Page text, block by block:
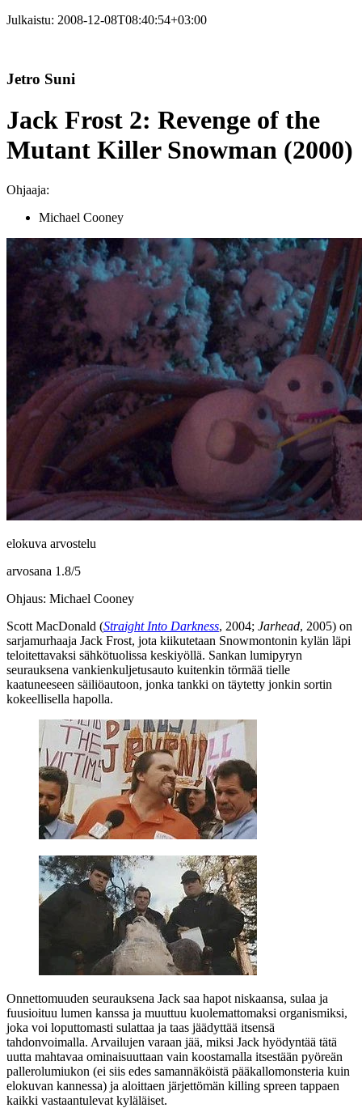
Julkaistu: 2008-12-08T08:40:54+03:00
Jetro Suni
Jack Frost 2: Revenge of the
Mutant Killer Snowman (2000)
Ohjaaja:
Michael Cooney
elokuva arvostelu
arvosana 1.8/5
Ohjaus: Michael Cooney
Scott MacDonald (Straight Into Darkness, 2004; Jarhead, 2005) on
sarjamurhaaja Jack Frost, jota kiikutetaan Snowmontonin kylän läpi
teloitettavaksi sähkötuolissa keskiyöllä. Sankan lumipyryn
seurauksena vankienkuljetusauto kuitenkin törmää tielle
kaatuneeseen säiliöautoon, jonka tankki on täytetty jonkin sortin
kokeellisella hapolla.
Onnettomuuden seurauksena Jack saa hapot niskaansa, sulaa ja
fuusioituu lumen kanssa ja muuttuu kuolemattomaksi organismiksi,
joka voi loputtomasti sulattaa ja taas jäädyttää itsensä
tahdonvoimalla. Arvailujen varaan jää, miksi Jack hyödyntää tätä
uutta mahtavaa ominaisuuttaan vain koostamalla itsestään pyöreän
pallerolumiukon (ei siis edes samannäköistä pääkallomonsteria kuin
elokuvan kannessa) ja aloittaen järjettömän killing spreen tappaen
kaikki vastaantulevat kyläläiset.